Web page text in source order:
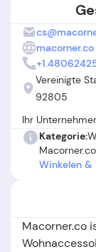
der anderen
Problemen mit
Bestellungen,
einer teils sehr
Kritik gibt es
bestimmten
und an
Macorner.co
Geschenke
führen können
macorner.co
Vereinigte
92805
Ihr
Kategorie:
Winkelen &
Macorner.co